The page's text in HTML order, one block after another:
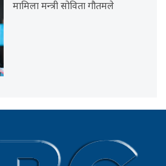
मामिला मन्त्री सोविता गौतमले